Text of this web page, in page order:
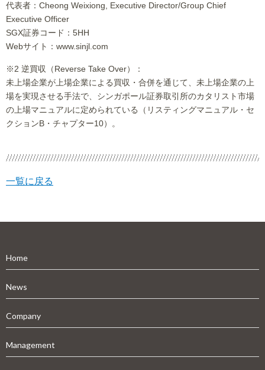
代表者：Cheong Weixiong, Executive Director/Group Chief
Executive Officer
SGX証券コード：5HH
Webサイト：www.sinjl.com
※2 逆買収（Reverse Take Over）：
未上場企業が上場企業による買収・合併を通じて、未上場企業の上
場を実現させる手法で、シンガポール証券取引所のカタリスト市場
の上場マニュアルに定められている（リスティングマニュアル・セ
クションB・チャプター10）。
一覧に戻る
Home
News
Company
Management